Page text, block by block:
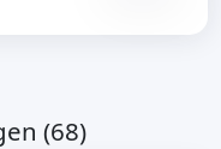
(68)